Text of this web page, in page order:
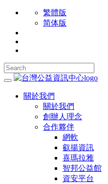
繁體版
简体版
關於我們
關於我們
創辦人理念
合作夥伴
網軟
叡揚資訊
喜瑪拉雅
智邦公益館
資安平台